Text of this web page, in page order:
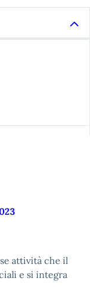
attività che il
e si integra